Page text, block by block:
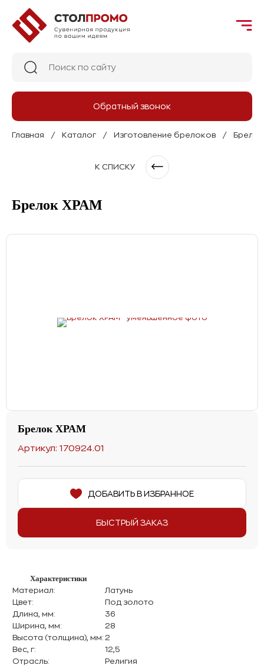
Обратный звонок
Главная Каталог Изготовление брелоков
К СПИСКУ
Брелок ХРАМ
Брелок ХРАМ
Артикул: 170924.01
БЫСТРЫЙ ЗАКАЗ
ДОБАВИТЬ В ИЗБРАННОЕ
Характеристики
Материал:
Латунь
Цвет:
Под золото
Длина, мм:
36
Ширина, мм:
28
Высота (толщина), мм: 2
Вес, г:
12,5
Отрасль:
Религия